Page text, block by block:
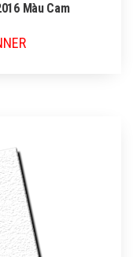
Màu Cam